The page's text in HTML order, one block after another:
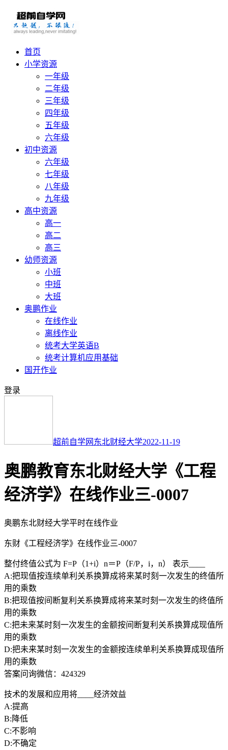
首页
小学资源
一年级
二年级
三年级
四年级
五年级
六年级
初中资源
六年级
七年级
八年级
九年级
高中资源
高一
高二
高三
幼师资源
小班
中班
大班
奥鹏作业
在线作业
离线作业
统考大学英语B
统考计算机应用基础
国开作业
登录
超前自学网 东北财经大学2022-11-19
奥鹏教育东北财经大学《工程
经济学》在线作业三-0007
奥鹏东北财经大学平时在线作业
东财《工程经济学》在线作业三-0007
整付终值公式为 F=P（1+i）n＝P（F/P，i，n） 表示____
A:把现值按连续单利关系换算成将来某时刻一次发生的终值所
用的乘数
B:把现值按间断复利关系换算成将来某时刻一次发生的终值所
用的乘数
C:把未来某时刻一次发生的金额按间断复利关系换算成现值所
用的乘数
D:把未来某时刻一次发生的金额按连续单利关系换算成现值所
用的乘数
答案问询微信：424329
技术的发展和应用将____经济效益
A:提高
B:降低
C:不影响
D:不确定